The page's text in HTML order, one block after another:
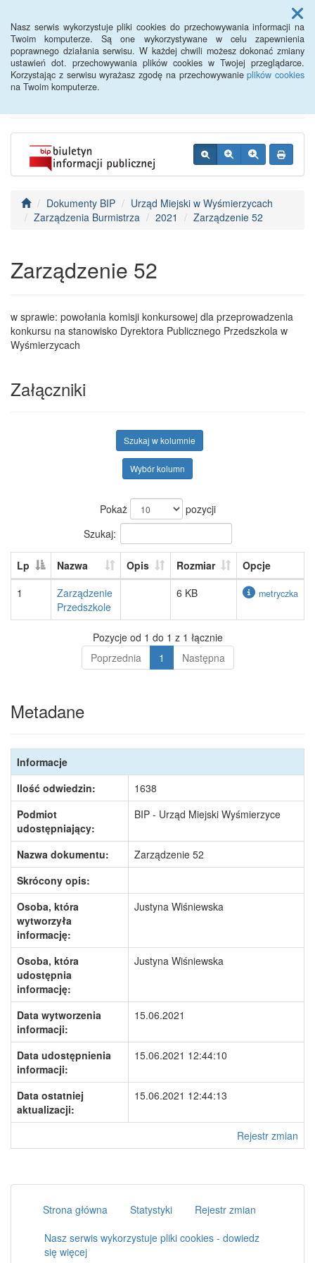
Nasz serwis wykorzystuje pliki cookies do przechowywania informacji na
Twoim komputerze. Są one wykorzystywane w celu zapewnienia
poprawnego działania serwisu. W każdej chwili możesz dokonać zmiany
ustawień dot. przechowywania plików cookies w Twojej przeglądarce.
Korzystając z serwisu wyrażasz zgodę na przechowywanieplików cookies
na Twoim komputerze.
Menu
BIP - Urząd Miejski
Wyśmierzyce
Dokumenty BIP
Urząd Miejski w Wyśmierzycach
Zarządzenia Burmistrza
2021 Zarządzenie 52
Zarządzenie 52
w sprawie: powołania komisji konkursowej dla przeprowadzenia
konkursu na stanowisko Dyrektora Publicznego Przedszkola w
Wyśmierzycach
Załączniki
Szukaj w kolumnie
Wybór kolumn
Pokaż
pozycji
Szukaj:
Lp Nazwa Opis Rozmiar
Opcje
1
Zarządzenie
Przedszkole
6 KB metryczka
Pozycje od 1 do 1 z 1 łącznie
Poprzednia
1 Następna
Metadane
Informacje
Ilość odwiedzin:
1638
Podmiot
udostępniający:
BIP - Urząd Miejski Wyśmierzyce
Nazwa dokumentu:
Zarządzenie 52
Skrócony opis:
Osoba, która
wytworzyła
informację:
Justyna Wiśniewska
Osoba, która
udostępnia
informację:
Justyna Wiśniewska
Data wytworzenia
informacji:
15.06.2021
Data udostępnienia
informacji:
15.06.2021 12:44:10
Data ostatniej
aktualizacji:
15.06.2021 12:44:13
Rejestr zmian
Strona główna Statystyki
Rejestr zmian
Nasz serwis wykorzystuje pliki cookies - dowiedz
się więcej